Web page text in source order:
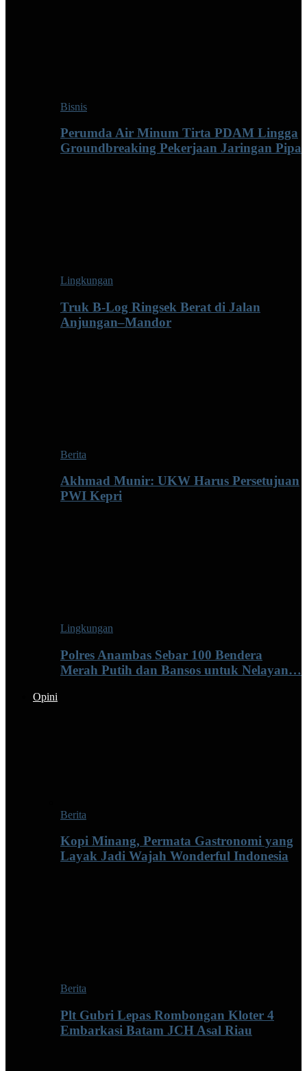
Bisnis
Perumda Air Minum Tirta PDAM Lingga
Groundbreaking Pekerjaan Jaringan Pipa
Lingkungan
Truk B-Log Ringsek Berat di Jalan
Anjungan–Mandor
Berita
Akhmad Munir: UKW Harus Persetujuan
PWI Kepri
Lingkungan
Polres Anambas Sebar 100 Bendera
Merah Putih dan Bansos untuk Nelayan…
Opini
Berita
Kopi Minang, Permata Gastronomi yang
Layak Jadi Wajah Wonderful Indonesia
Berita
Plt Gubri Lepas Rombongan Kloter 4
Embarkasi Batam JCH Asal Riau